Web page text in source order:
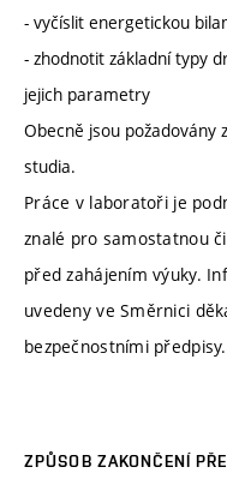
- vyčíslit energetickou
- zhodnotit základní typy
jejich parametry
Obecně jsou požadovány
studia.
Práce v laboratoři je
znalé pro samostatnou
před zahájením výuky.
uvedeny ve Směrnici
bezpečnostními předpisy.
ZPŮSOB ZAKONČENÍ